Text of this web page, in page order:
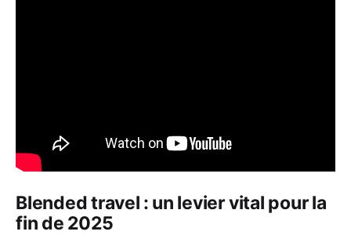
Blended travel : un levier vital pour la
fin de 2025